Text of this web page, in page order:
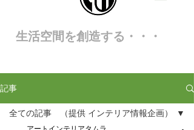
生活空間を創造する・・・
記事
全ての記事 （提供 インテリア情報企画）